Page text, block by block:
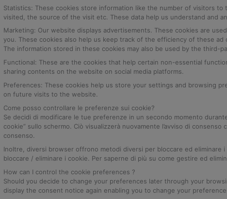
Statistics: These cookies store information like the number of visitors
visited, the source of the visit etc. These data help us understand and
Marketing: Our website displays advertisements. These cookies are
you. These cookies also help us keep track of the efficiency of these ad
The information stored in these cookies may also be used by the
Functional: These are the cookies that help certain non-essential
sharing contents on the website on social media platforms.
Preferences: These cookies help us store your settings and browsing
on future visits to the website.
Come posso controllare le preferenze sui cookie?
Se decidi di modificare le tue preferenze in un secondo momento
cookie” sullo schermo. Ciò visualizzerà nuovamente l’avviso di
consenso.
Inoltre, diversi browser offrono metodi diversi per bloccare ed eliminare
bloccare / eliminare i cookie. Per saperne di più su come gestire ed
How can I control the cookie preferences ?
Should you decide to change your preferences later through your
display the consent notice again enabling you to change your